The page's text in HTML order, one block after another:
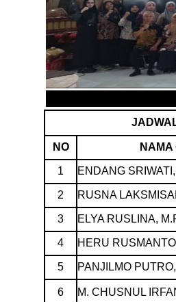
NO NAMA
1 ENDANG
2 RUSNA
3 ELYA RUSLINA,
4 HERU
5 PANJILMO
6 M. CHUSNUL